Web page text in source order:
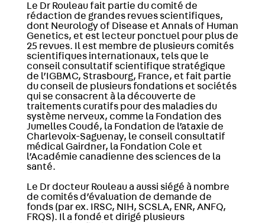
Le Dr Rouleau fait partie du comité de
rédaction de grandes revues scientifiques,
dont Neurology of Disease et Annals of Human
Genetics, et est lecteur ponctuel pour plus de
25 revues. Il est membre de plusieurs comités
scientifiques internationaux, tels que le
conseil consultatif scientifique stratégique
de l’IGBMC, Strasbourg, France, et fait partie
du conseil de plusieurs fondations et sociétés
qui se consacrent à la découverte de
traitements curatifs pour des maladies du
système nerveux, comme la Fondation des
Jumelles Coudé, la Fondation de l’ataxie de
Charlevoix-Saguenay, le conseil consultatif
médical Gairdner, la Fondation Cole et
l’Académie canadienne des sciences de la
santé.
Le Dr docteur Rouleau a aussi siégé à nombre
de comités d’évaluation de demande de
fonds (par ex. IRSC, NIH, SCSLA, ENR, ANFQ,
FRQS). Il a fondé et dirigé plusieurs